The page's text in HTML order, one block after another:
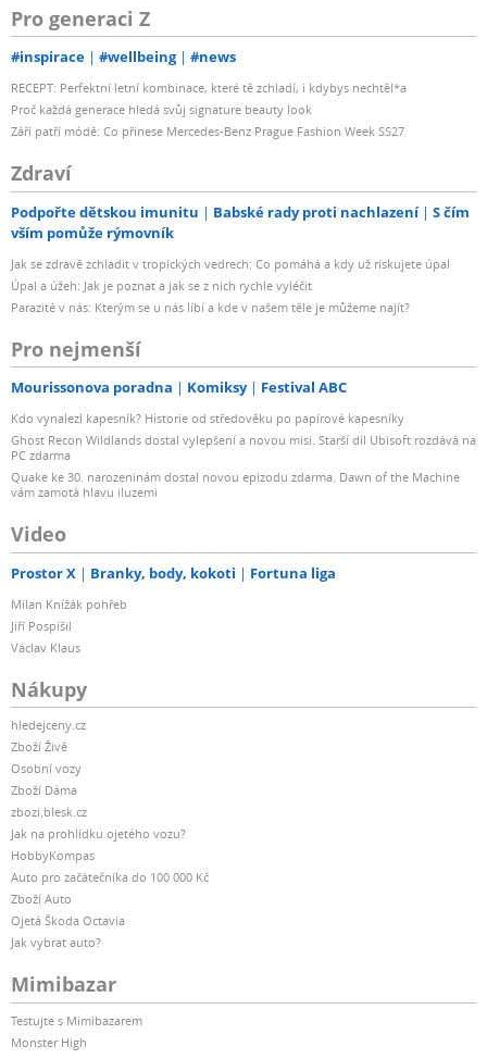
Pro generaci Z
#inspirace #wellbeing #news
RECEPT: Perfektní letní kombinace, které tě zchladí, i kdybys nechtěl*a
Proč každá generace hledá svůj signature beauty look
Září patří módě: Co přinese Mercedes-Benz Prague Fashion Week SS27
Zdraví
Podpořte dětskou imunitu Babské rady proti nachlazení
S čím
vším pomůže rýmovník
Jak se zdravě zchladit v tropických vedrech: Co pomáhá a kdy už riskujete úpal
Úpal a úžeh: Jak je poznat a jak se z nich rychle vyléčit
Parazité v nás: Kterým se u nás líbí a kde v našem těle je můžeme najít?
Pro nejmenší
Mourissonova poradna Komiksy Festival ABC
Kdo vynalezl kapesník? Historie od středověku po papírové kapesníky
Ghost Recon Wildlands dostal vylepšení a novou misi. Starší díl Ubisoft rozdává na
PC zdarma
Quake ke 30. narozeninám dostal novou epizodu zdarma. Dawn of the Machine
vám zamotá hlavu iluzemi
Video
Prostor X Branky, body, kokoti Fortuna liga
Milan Knížák pohřeb
Jiří Pospíšil
Václav Klaus
Nákupy
hledejceny.cz
Zboží Živě
Osobní vozy
Zboží Dáma
zbozi.blesk.cz
Jak na prohlídku ojetého vozu?
HobbyKompas
Auto pro začátečníka do 100 000 Kč
Zboží Auto
Ojetá Škoda Octavia
Jak vybrat auto?
Mimibazar
Testujte s Mimibazarem
Monster High